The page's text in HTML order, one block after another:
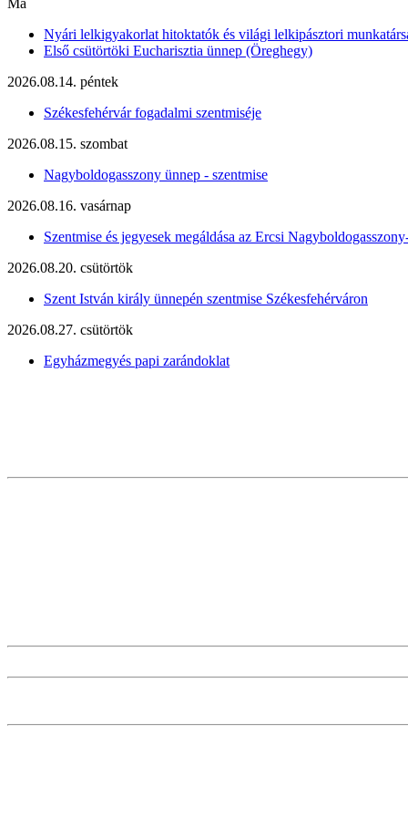
Ma
Nyári lelkigyakorlat hitoktatók és világi lelkipásztori
Első csütörtöki Eucharisztia ünnep (Öreghegy)
2026.08.14. péntek
Székesfehérvár fogadalmi szentmiséje
2026.08.15. szombat
Nagyboldogasszony ünnep - szentmise
2026.08.16. vasárnap
Szentmise és jegyesek megáldása az Ercsi
2026.08.20. csütörtök
Szent István király ünnepén szentmise Székesfehérváron
2026.08.27. csütörtök
Egyházmegyés papi zarándoklat